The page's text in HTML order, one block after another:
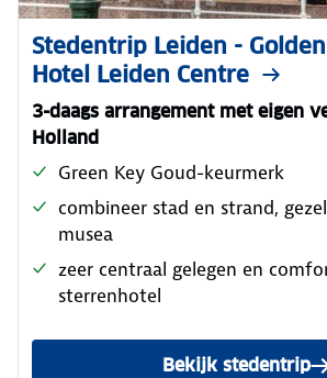
Stedentrip Leiden -
Hotel Leiden Centre
3-daags arrangement met eigen
Holland
Green Key Goud-keurmerk
combineer stad en strand,
musea
zeer centraal gelegen en
sterrenhotel
Bekijk stedentrip